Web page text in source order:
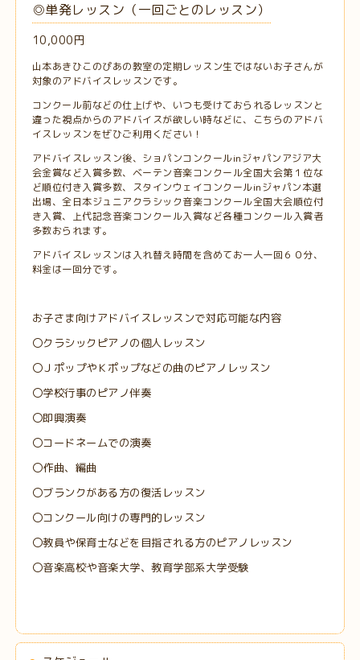
◎単発レッスン（一回ごとのレッスン）
10,000円
山本あきひこのぴあの教室の定期レッスン生ではないお子さんが
対象のアドバイスレッスンです。
コンクール前などの仕上げや、いつも受けておられるレッスンと
違った視点からのアドバイスが欲しい時などに、こちらのアドバ
イスレッスンをぜひご利用ください！
アドバイスレッスン後、ショパンコンクールinジャパンアジア大
会金賞など入賞多数、ベーテン音楽コンクール全国大会第１位な
ど順位付き入賞多数、スタインウェイコンクールinジャパン本選
出場、全日本ジュニアクラシック音楽コンクール全国大会順位付
き入賞、上代記念音楽コンクール入賞など各種コンクール入賞者
多数おられます。
アドバイスレッスンは入れ替え時間を含めてお一人一回６０分、
料金は一回分です。
お子さま向けアドバイスレッスンで対応可能な内容
〇クラシックピアノの個人レッスン
〇ＪポップやＫポップなどの曲のピアノレッスン
〇学校行事のピアノ伴奏
〇即興演奏
〇コードネームでの演奏
〇作曲、編曲
〇ブランクがある方の復活レッスン
〇コンクール向けの専門的レッスン
〇教員や保育士などを目指される方のピアノレッスン
〇音楽高校や音楽大学、教育学部系大学受験